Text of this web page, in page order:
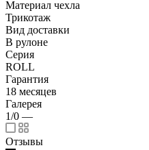
Материал чехла
Трикотаж
Вид доставки
В рулоне
Серия
ROLL
Гарантия
18 месяцев
Галерея
1/0 —
Отзывы